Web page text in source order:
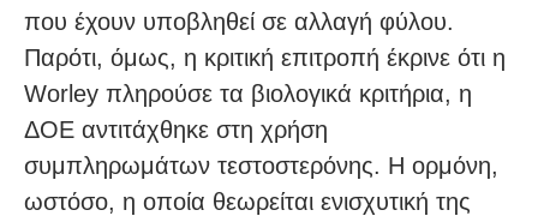
που έχουν υποβληθεί σε αλλαγή φύλου.
Παρότι, όμως, η κριτική επιτροπή έκρινε ότι η
Worley πληρούσε τα βιολογικά κριτήρια, η
ΔΟΕ αντιτάχθηκε στη χρήση
συμπληρωμάτων τεστοστερόνης. Η ορμόνη,
ωστόσο, η οποία θεωρείται ενισχυτική της